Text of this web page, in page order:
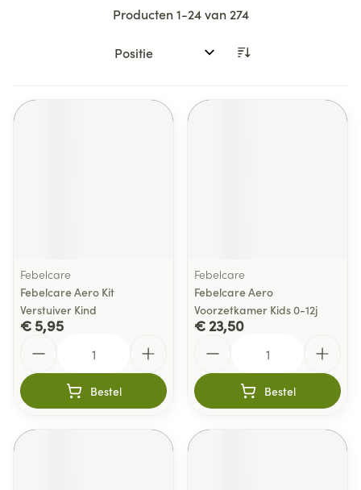
Producten1-24van 274
Sorteer op:
Febelcare
Febelcare Aero Kit
Verstuiver Kind
€ 5,95
Bestel
Febelcare
Febelcare Aero
Voorzetkamer Kids 0-12j
€ 23,50
Bestel